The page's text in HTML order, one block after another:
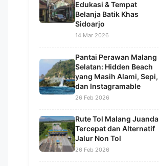
Edukasi & Tempat
Belanja Batik Khas
Sidoarjo
14 Mar 2026
Pantai Perawan Malang
Selatan: Hidden Beach
yang Masih Alami, Sepi,
dan Instagramable
26 Feb 2026
Rute Tol Malang Juanda
Tercepat dan Alternatif
Jalur Non Tol
26 Feb 2026